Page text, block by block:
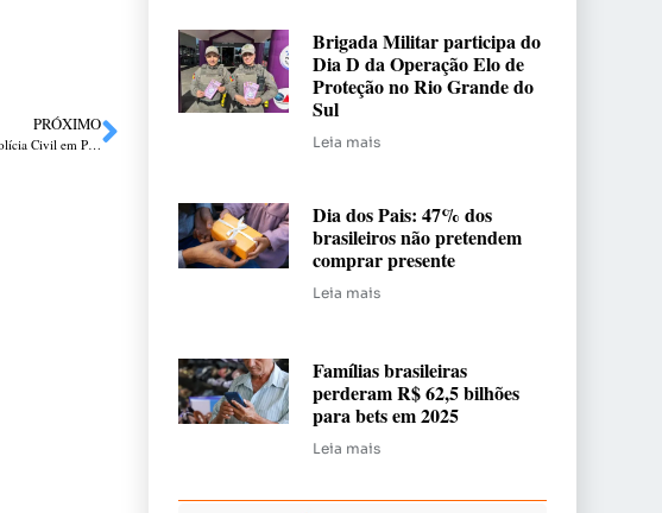
PRÓXIMO
Homem que cometeu latrocínio em Porto Alegre é preso pela Polícia Civil em Passo Fundo
Brigada Militar participa do
Dia D da Operação Elo de
Proteção no Rio Grande do
Sul
Leia mais
Dia dos Pais: 47% dos
brasileiros não pretendem
comprar presente
Leia mais
Famílias brasileiras
perderam R$ 62,5 bilhões
para bets em 2025
Leia mais